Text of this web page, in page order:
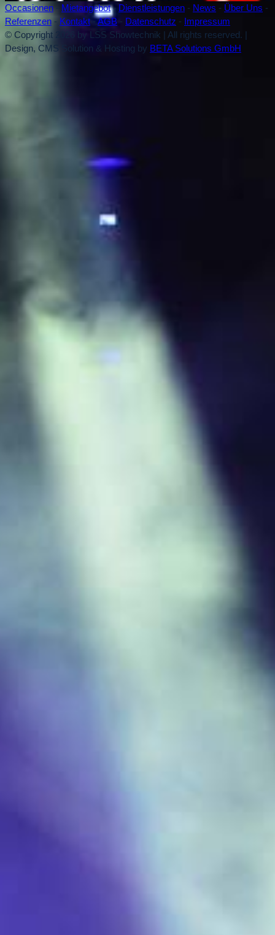
Occasionen Mietangebot- Dienstleistungen - News - Über Uns -
Referenzen - Kontakt -AGB - Datenschutz - Impressum
© Copyright 2026 by LSS Showtechnik | All rights reserved. |
Design, CMS Solution & Hosting by BETA Solutions GmbH